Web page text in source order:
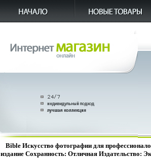
Bible Искусство фотографии для
издание Сохранность: Отличная Издательство: